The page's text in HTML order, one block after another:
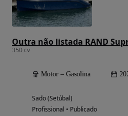
Outra não listada RAND
350 cv
Motor – Gasolina
Sado (Setúbal)
Profissional • Publicado